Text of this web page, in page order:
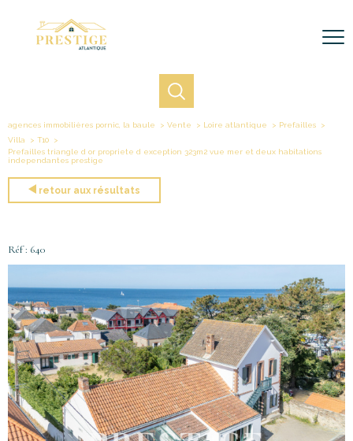
agences immobilières pornic, la baule Vente Loire atlantique
Prefailles
Villa
T10
Prefailles triangle d or propriete d exception 323m2 vue mer et deux habitations
independantes prestige
retour aux résultats
Réf : 640